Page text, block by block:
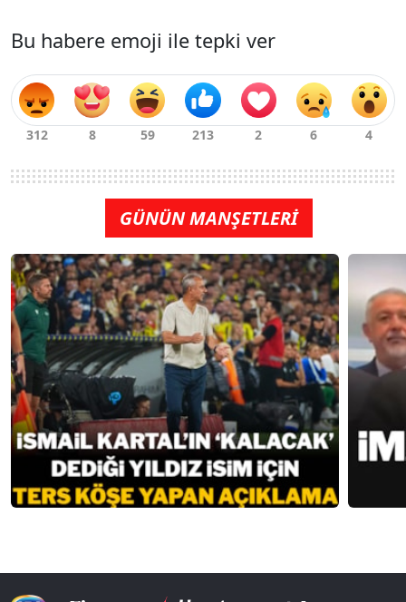
Bu habere emoji ile tepki ver
GÜNÜN MANŞETLERİ